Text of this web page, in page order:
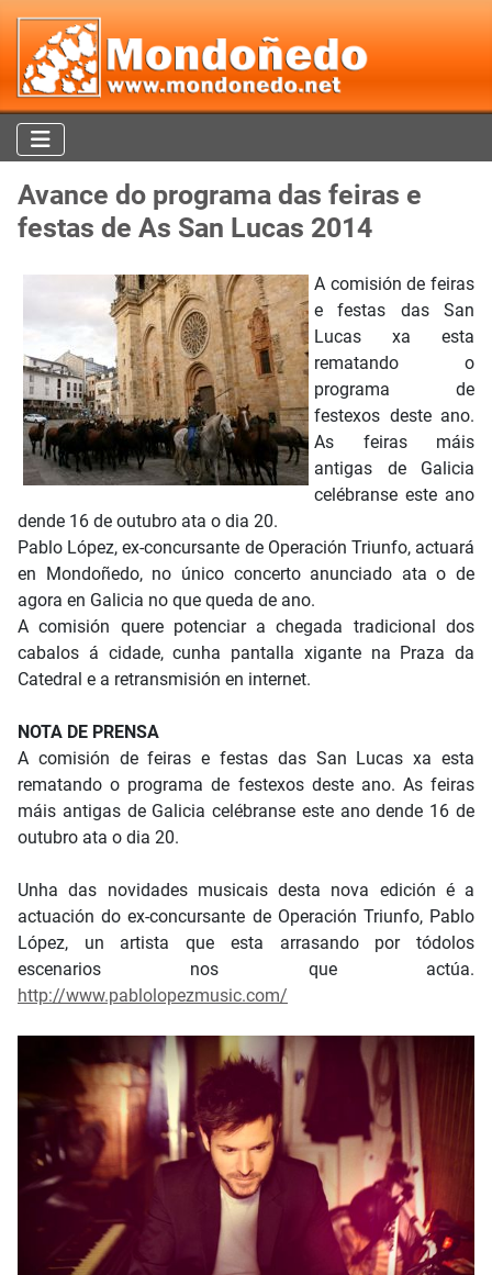
Avance do programa das feiras e
festas de As San Lucas 2014
A comisión de feiras
e festas das San
Lucas xa esta
rematando o
programa de
festexos deste ano.
As feiras máis
antigas de Galicia
celébranse este ano
dende 16 de outubro ata o dia 20.
Pablo López, ex-concursante de Operación Triunfo, actuará
en Mondoñedo, no único concerto anunciado ata o de
agora en Galicia no que queda de ano.
A comisión quere potenciar a chegada tradicional dos
cabalos á cidade, cunha pantalla xigante na Praza da
Catedral e a retransmisión en internet.
NOTA DE PRENSA
A comisión de feiras e festas das San Lucas xa esta
rematando o programa de festexos deste ano. As feiras
máis antigas de Galicia celébranse este ano dende 16 de
outubro ata o dia 20.
Unha das novidades musicais desta nova edición é a
actuación do ex-concursante de Operación Triunfo, Pablo
López, un artista que esta arrasando por tódolos
escenarios nos que actúa.
http://www.pablolopezmusic.com/